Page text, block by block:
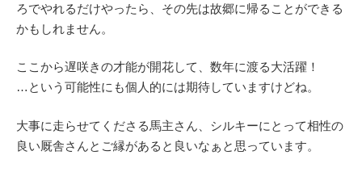
ろでやれるだけやったら、その先は故郷に帰ることができる
かもしれません。
ここから遅咲きの才能が開花して、数年に渡る大活躍！
…という可能性にも個人的には期待していますけどね。
大事に走らせてくださる馬主さん、シルキーにとって相性の
良い厩舎さんとご縁があると良いなぁと思っています。